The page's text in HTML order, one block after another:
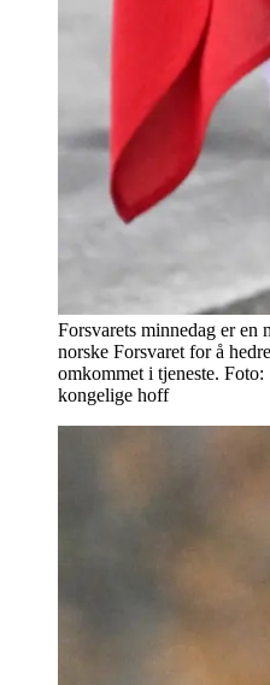
Forsvarets minnedag er en
norske Forsvaret for å
omkommet i tjeneste.
kongelige hoff